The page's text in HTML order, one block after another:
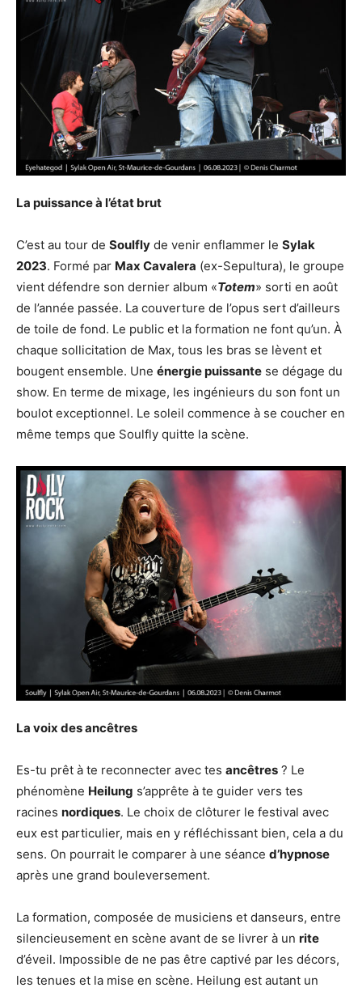
La puissance à l’état brut
C’est au tour de Soulfly de venir enflammer le Sylak
2023. Formé par Max Cavalera (ex-Sepultura), le groupe
vient défendre son dernier album «Totem» sorti en août
de l’année passée. La couverture de l’opus sert d’ailleurs
de toile de fond. Le public et la formation ne font qu’un. À
chaque sollicitation de Max, tous les bras se lèvent et
bougent ensemble. Une énergie puissante se dégage du
show. En terme de mixage, les ingénieurs du son font un
boulot exceptionnel. Le soleil commence à se coucher en
même temps que Soulfly quitte la scène.
La voix des ancêtres
Es-tu prêt à te reconnecter avec tes ancêtres ? Le
phénomène Heilung s’apprête à te guider vers tes
racines nordiques. Le choix de clôturer le festival avec
eux est particulier, mais en y réfléchissant bien, cela a du
sens. On pourrait le comparer à une séance d’hypnose
après une grand bouleversement.
La formation, composée de musiciens et danseurs, entre
silencieusement en scène avant de se livrer à un rite
d’éveil. Impossible de ne pas être captivé par les décors,
les tenues et la mise en scène. Heilung est autant un